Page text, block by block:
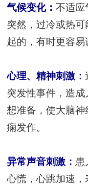
气候变化： 不适应
突然，过冷或热可
起的，有时更容易
心理、精神刺激：
突发性事件，造
想准备，使大脑
痫发作。
异常声音刺激： 患
心慌，心跳加速